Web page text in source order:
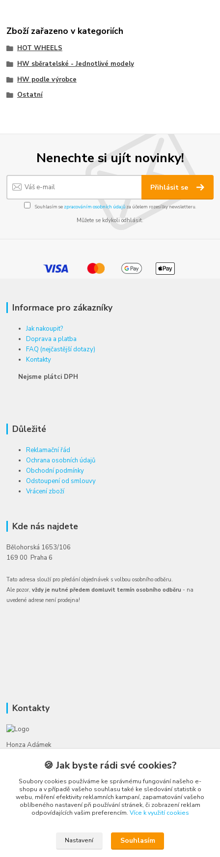
Zboží zařazeno v kategoriích
HOT WHEELS
HW sběratelské - Jednotlivé modely
HW podle výrobce
Ostatní
Nenechte si ujít novinky!
Přihlásit se
Souhlasím se zpracováním osobních údajůza účelem rozesílky newsletteru.
Můžete se kdykoli odhlásit.
Informace pro zákazníky
Jak nakoupit?
Doprava a platba
FAQ (nejčastější dotazy)
Kontakty
Nejsme plátci DPH
Důležité
Reklamační řád
Ochrana osobních údajů
Obchodní podmínky
Odstoupení od smlouvy
Vrácení zboží
Kde nás najdete
Bělohorská 1653/106
169 00 Praha 6
Tato adresa slouží pro předání objednávek s volbou osobního odběru.
Ale pozor,vždy je nutné předem domluvit termín osobního odběru - na
uvedené adrese není prodejna!
Kontakty
Honza Adámek
(Po-Ne, 9-21 hod.)
honza@autahracky.cz
Upravit sběr cookies.
🍪 Jak byste rádi své cookies?
Soubory cookies používáme ke správnému fungování našeho e-
shopu a v případě vašeho souhlasu také ke sledování statistik o
webu, měření efektivity reklamních kampaní, zapamatování vašeho
oblíbeného nastavení při používání stránek, či zobrazení reklam
odpovídajících vašim preferencím. Více k využití cookies
Nastavení Souhlasím